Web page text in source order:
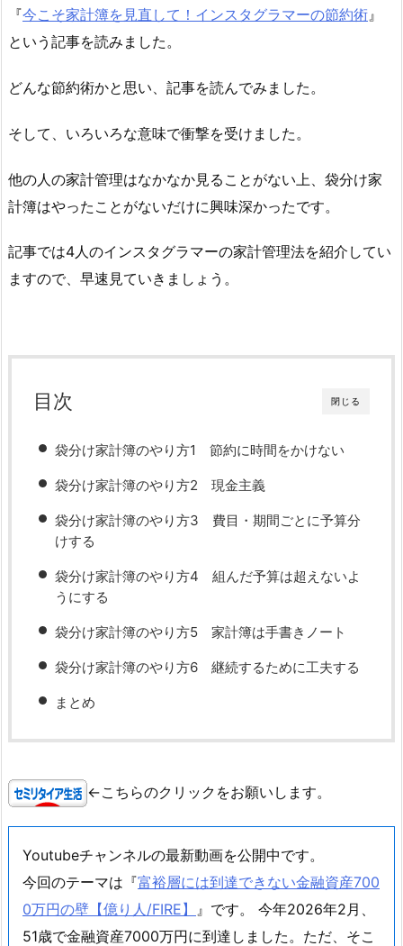
『今こそ家計簿を見直して！インスタグラマーの節約術』
という記事を読みました。
どんな節約術かと思い、記事を読んでみました。
そして、いろいろな意味で衝撃を受けました。
他の人の家計管理はなかなか見ることがない上、袋分け家
計簿はやったことがないだけに興味深かったです。
記事では4人のインスタグラマーの家計管理法を紹介してい
ますので、早速見ていきましょう。
閉じる
目次
袋分け家計簿のやり方1 節約に時間をかけない
袋分け家計簿のやり方2 現金主義
袋分け家計簿のやり方3 費目・期間ごとに予算分
けする
袋分け家計簿のやり方4 組んだ予算は超えないよ
うにする
袋分け家計簿のやり方5 家計簿は手書きノート
袋分け家計簿のやり方6 継続するために工夫する
まとめ
←こちらのクリックをお願いします。
Youtubeチャンネルの最新動画を公開中です。
今回のテーマは『富裕層には到達できない金融資産700
0万円の壁【億り人/FIRE】
』です。 今年2026年2月、
51歳で金融資産7000万円に到達しました。ただ、そこ